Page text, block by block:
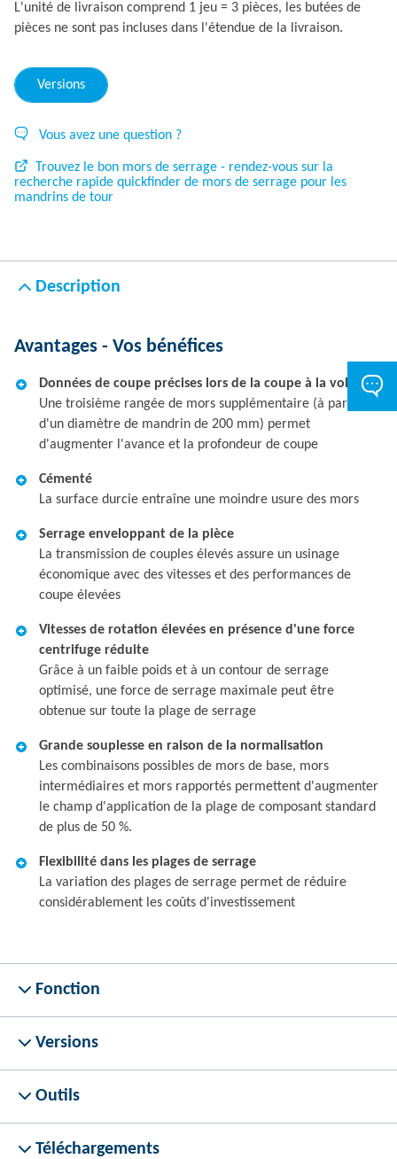
L'unité de livraison comprend 1 jeu = 3 pièces, les butées de
pièces ne sont pas incluses dans l'étendue de la livraison.
Versions
Vous avez une question ?
Trouvez le bon mors de serrage - rendez-vous sur la
recherche rapide quickfinder de mors de serrage pour les
mandrins de tour
Description
Avantages - Vos bénéfices
Données de coupe précises lors de la coupe à la volée
Une troisième rangée de mors supplémentaire (à partir
d'un diamètre de mandrin de 200 mm) permet
d'augmenter l'avance et la profondeur de coupe
Cémenté
La surface durcie entraîne une moindre usure des mors
Serrage enveloppant de la pièce
La transmission de couples élevés assure un usinage
économique avec des vitesses et des performances de
coupe élevées
Vitesses de rotation élevées en présence d'une force
centrifuge réduite
Grâce à un faible poids et à un contour de serrage
optimisé, une force de serrage maximale peut être
obtenue sur toute la plage de serrage
Grande souplesse en raison de la normalisation
Les combinaisons possibles de mors de base, mors
intermédiaires et mors rapportés permettent d'augmenter
le champ d'application de la plage de composant standard
de plus de 50 %.
Flexibilité dans les plages de serrage
La variation des plages de serrage permet de réduire
considérablement les coûts d'investissement
Fonction
Versions
Outils
Téléchargements